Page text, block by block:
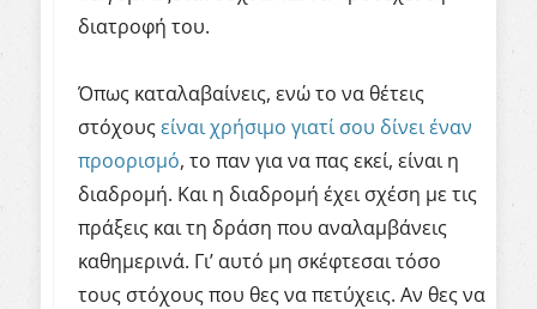
διατροφή του.
Όπως καταλαβαίνεις, ενώ το να θέτεις
στόχουςείναι χρήσιμο γιατί σου δίνει έναν
προορισμό, το παν για να πας εκεί, είναι η
διαδρομή. Και η διαδρομή έχει σχέση με τις
πράξεις και τη δράση που αναλαμβάνεις
καθημερινά. Γι’ αυτό μη σκέφτεσαι τόσο
τους στόχους που θες να πετύχεις. Αν θες να